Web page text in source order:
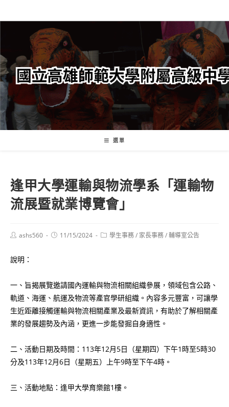
轉
要
內
容
選單
逢甲大學運輸與物流學系「運輸物
流展暨就業博覽會」
Postashs560
Post11/15/2024
Post學生事務/ 家長事務/輔導室公告
說明：
一、旨揭展覽邀請國內運輸與物流相關組織參展，領域包含公路、
軌道、海運、航運及物流等產官學研組織。內容多元豐富，可讓學
生近距離接觸運輸與物流相關產業及最新資訊，有助於了解相關產
業的發展趨勢及內涵，更進一步能發掘自身適性。
二、活動日期及時間：113年12月5日（星期四）下午1時至5時30
分及113年12月6日（星期五）上午9時至下午4時。
三、活動地點：逢甲大學育樂館1樓。